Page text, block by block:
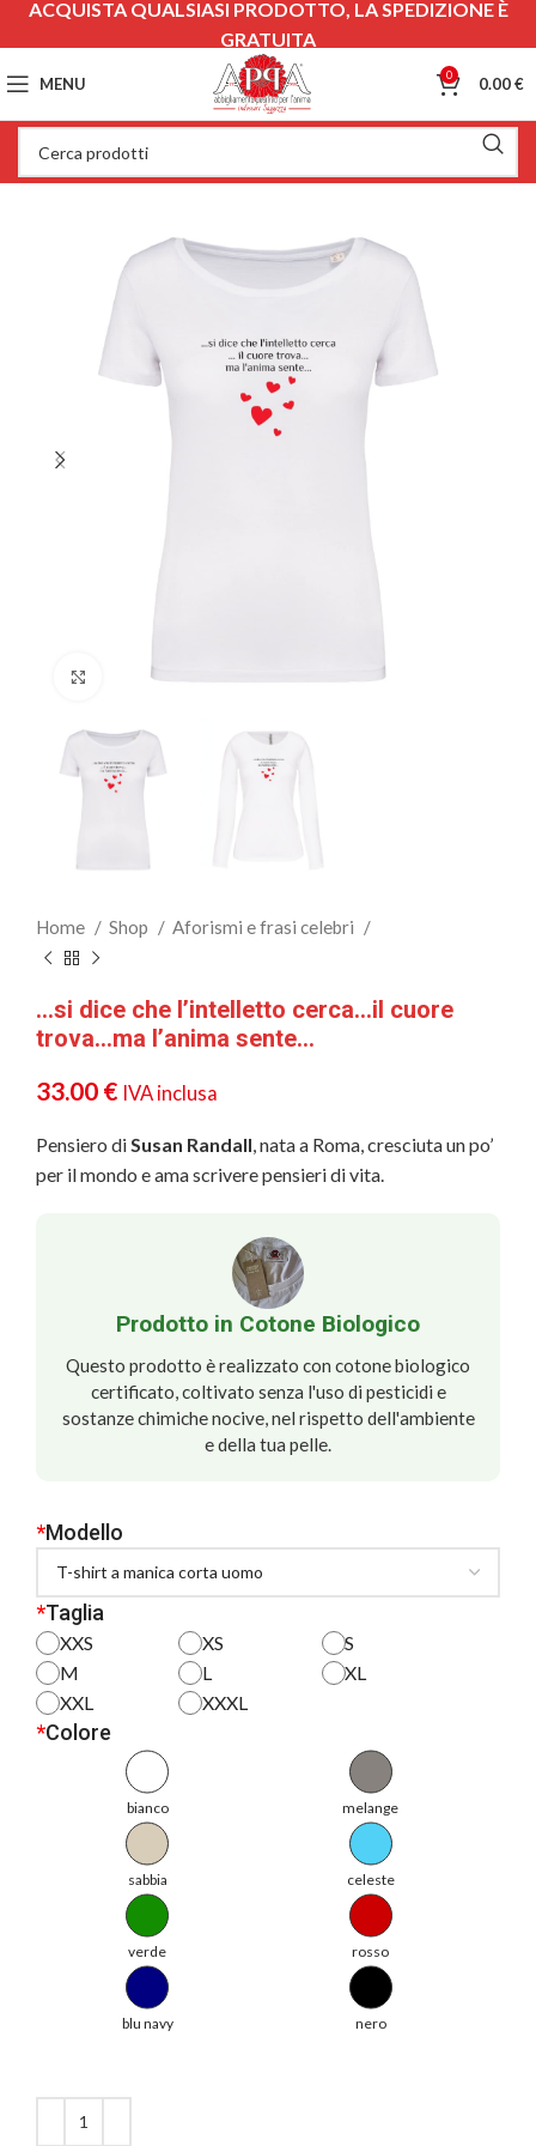
MENU 0 0.00€
Clicca per ingrandire
Home Shop Aforismi e frasi celebri
…si dice che l’intelletto cerca…il cuore
trova…ma l’anima sente…
33.00 € IVA inclusa
Pensiero di Susan Randall , nata a Roma, cresciuta un po’
per il mondo e ama scrivere pensieri di vita.
Prodotto in Cotone Biologico
Questo prodotto è realizzato con cotone biologico
certificato, coltivato senza l'uso di pesticidi e
sostanze chimiche nocive, nel rispetto dell'ambiente
e della tua pelle.
*Modello
*Taglia
XXS XS
S
M
L
XL
XXL
XXXL
*Colore
bianco melange
sabbia celeste
verde rosso
blu navy nero
ACQUISTA QUALSIASI PRODOTTO, LA SPEDIZIONE È
GRATUITA